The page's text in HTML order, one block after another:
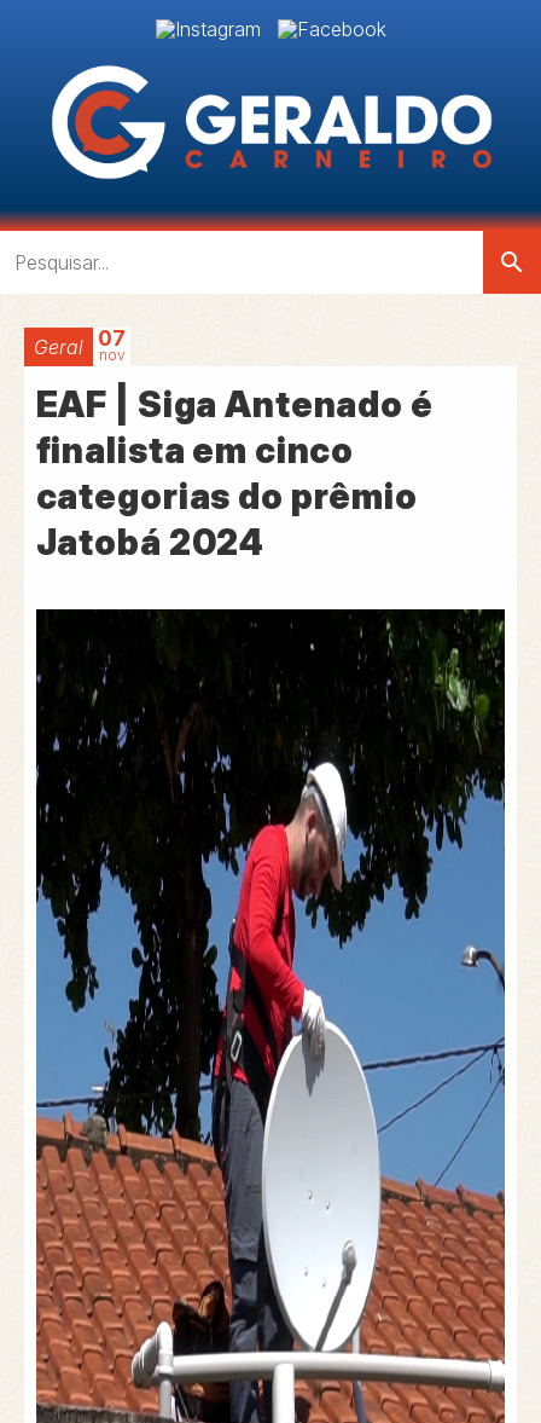
search
Geral 07
nov
EAF | Siga Antenado é
finalista em cinco
categorias do prêmio
Jatobá 2024